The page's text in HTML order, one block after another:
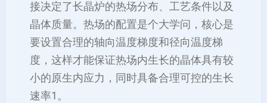
接决定了长晶炉的热场分布、工艺条件以及
晶体质量。热场的配置是个大学问，核心是
要设置合理的轴向温度梯度和径向温度梯
度，这样才能保证热场内生长的晶体具有较
小的原生内应力，同时具备合理可控的生长
速率‌1。